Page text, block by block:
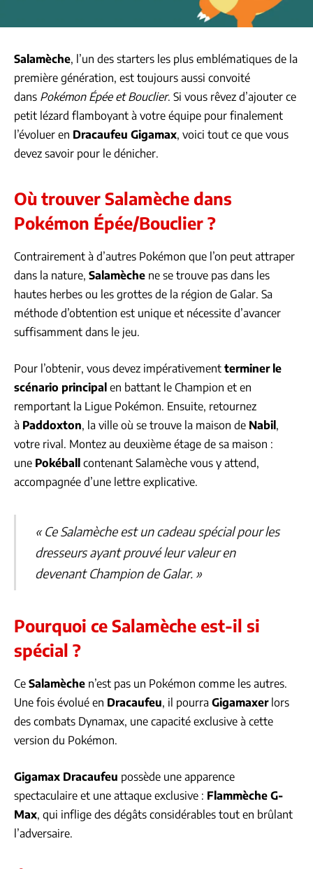
Salamèche, l’un des starters les plus emblématiques de la
première génération, est toujours aussi convoité
dans Pokémon Épée et Bouclier. Si vous rêvez d’ajouter ce
petit lézard flamboyant à votre équipe pour finalement
l’évoluer en Dracaufeu Gigamax, voici tout ce que vous
devez savoir pour le dénicher.
Où trouver Salamèche dans
Pokémon Épée/Bouclier ?
Contrairement à d’autres Pokémon que l’on peut attraper
dans la nature, Salamèche ne se trouve pas dans les
hautes herbes ou les grottes de la région de Galar. Sa
méthode d’obtention est unique et nécessite d’avancer
suffisamment dans le jeu.
Pour l’obtenir, vous devez impérativement terminer le
scénario principal en battant le Champion et en
remportant la Ligue Pokémon. Ensuite, retournez
à Paddoxton, la ville où se trouve la maison de Nabil,
votre rival. Montez au deuxième étage de sa maison :
une Pokéball contenant Salamèche vous y attend,
accompagnée d’une lettre explicative.
« Ce Salamèche est un cadeau spécial pour les
dresseurs ayant prouvé leur valeur en
devenant Champion de Galar. »
Pourquoi ce Salamèche est-il si
spécial ?
Ce Salamèche n’est pas un Pokémon comme les autres.
Une fois évolué en Dracaufeu, il pourra Gigamaxerlors
des combats Dynamax, une capacité exclusive à cette
version du Pokémon.
Gigamax Dracaufeu possède une apparence
spectaculaire et une attaque exclusive : Flammèche G-
Max, qui inflige des dégâts considérables tout en brûlant
l’adversaire.